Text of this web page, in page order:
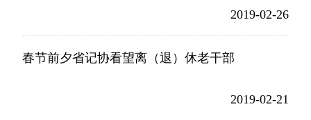
2019-02-26
春节前夕省记协看望离（退）休老干部
2019-02-21